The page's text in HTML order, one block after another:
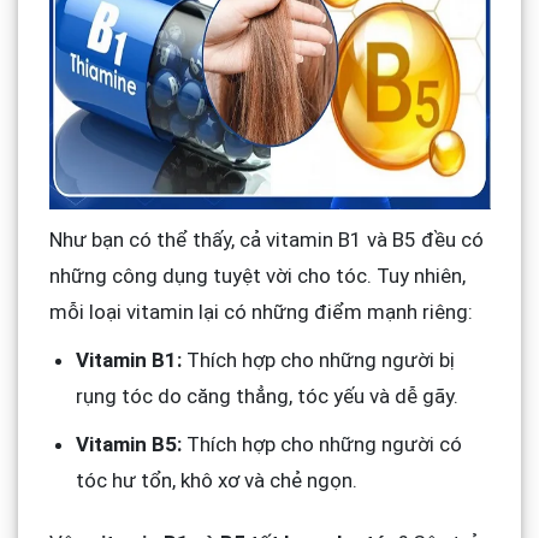
Như bạn có thể thấy, cả vitamin B1 và B5 đều có
những công dụng tuyệt vời cho tóc. Tuy nhiên,
mỗi loại vitamin lại có những điểm mạnh riêng:
Vitamin B1:Thích hợp cho những người bị
rụng tóc do căng thẳng, tóc yếu và dễ gãy.
Vitamin B5:Thích hợp cho những người có
tóc hư tổn, khô xơ và chẻ ngọn.